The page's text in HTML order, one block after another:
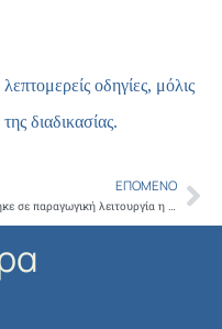
οδηγίες, μόλις
διαδικασίας.
ΕΠΌΜΕΝΟ
Tέθηκε σε παραγωγική λειτουργία η ηλεκτρονική πλατφόρμα για την ένταξη των παρόχων-προμηθευτών υπηρεσιών υγείας στην ρύθμιση των οφειλών από rebate-clawback ετών 2013-2019